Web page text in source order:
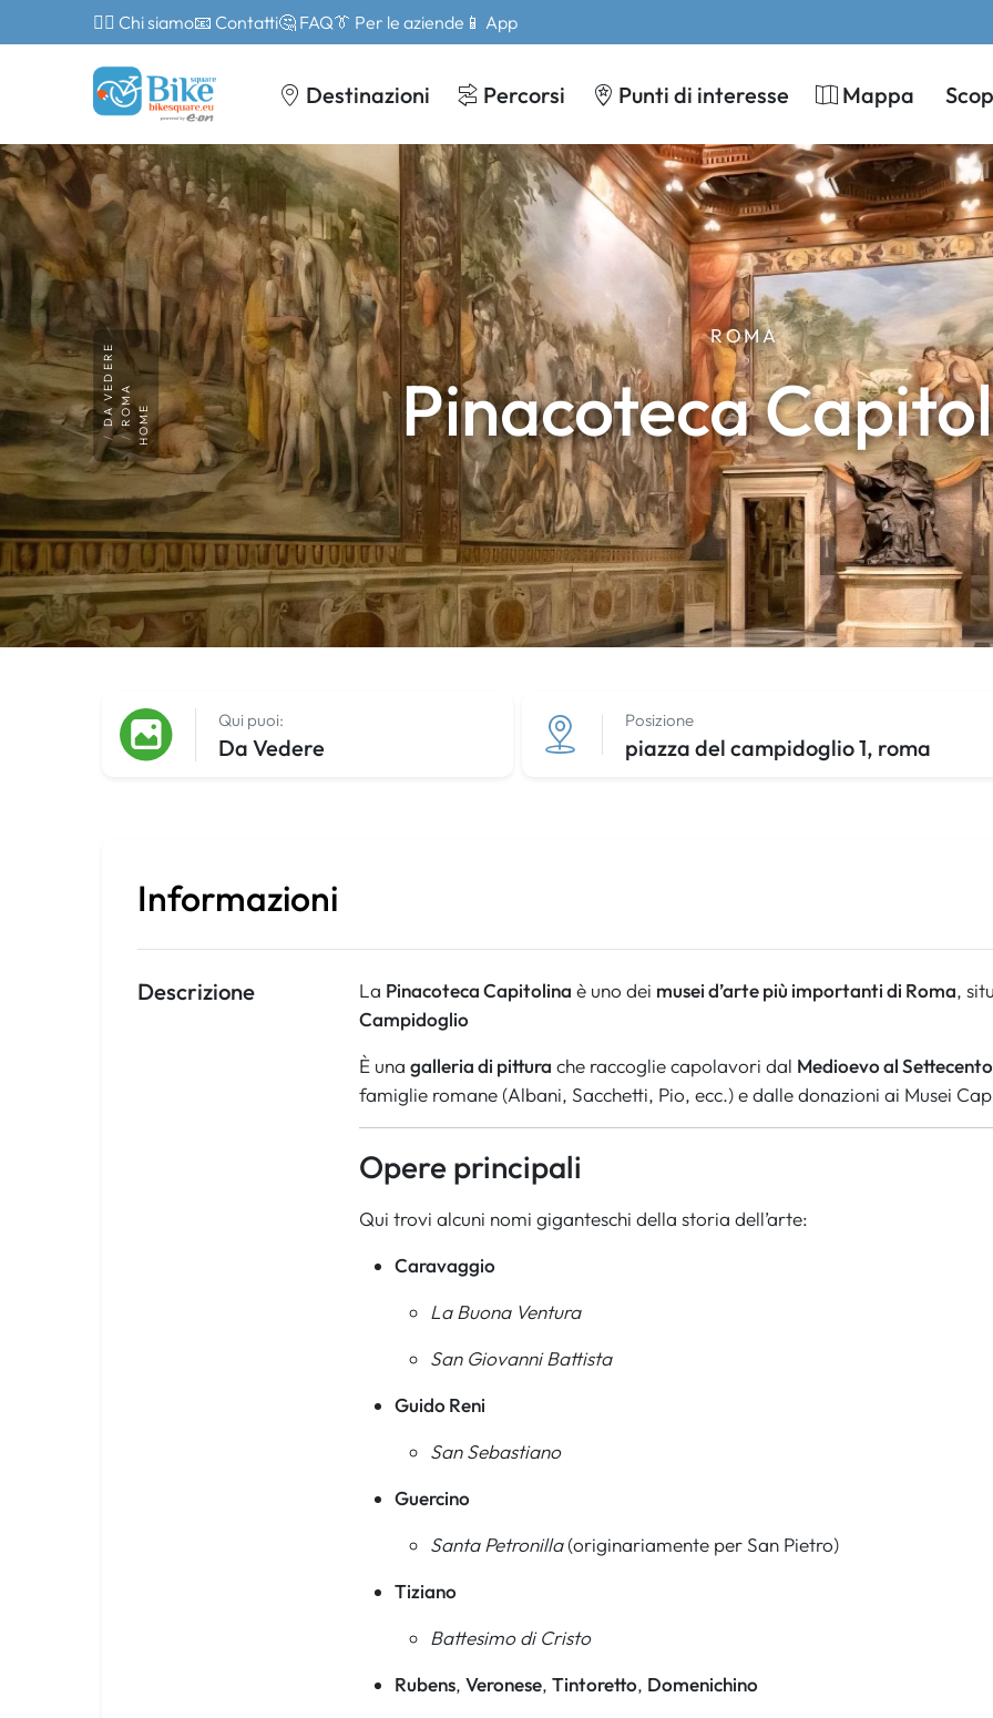
🙎‍♂️ Chi siamo📧 Contatti🤔 FAQ👔 Per le aziende 📱 App
Destinazioni Percorsi Punti di interesse Mappa
ROMA
Pinacoteca
HOME
ROMA
DA VEDERE
Qui puoi:
Da Vedere
Posizione
piazza del campidoglio 1, roma
Informazioni
Descrizione La Pinacoteca Capitolina è uno dei musei d’arte più importanti di Roma,
Campidoglio
È una galleria di pittura che raccoglie capolavori dal Medioevo al Settecento
famiglie romane (Albani, Sacchetti, Pio, ecc.) e dalle donazioni ai Musei
Opere principali
Qui trovi alcuni nomi giganteschi della storia dell’arte:
Caravaggio
La Buona Ventura
San Giovanni Battista
Guido Reni
San Sebastiano
Guercino
Santa Petronilla(originariamente per San Pietro)
Tiziano
Battesimo di Cristo
Rubens, Veronese, Tintoretto, Domenichino